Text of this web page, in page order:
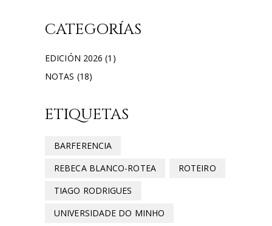
CATEGORÍAS
EDICIÓN 2026 (1)
NOTAS (18)
ETIQUETAS
BARFERENCIA
REBECA BLANCO-ROTEA
ROTEIRO
TIAGO RODRIGUES
UNIVERSIDADE DO MINHO